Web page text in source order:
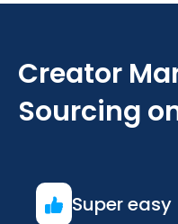
Creator
Sourcing
Super easy